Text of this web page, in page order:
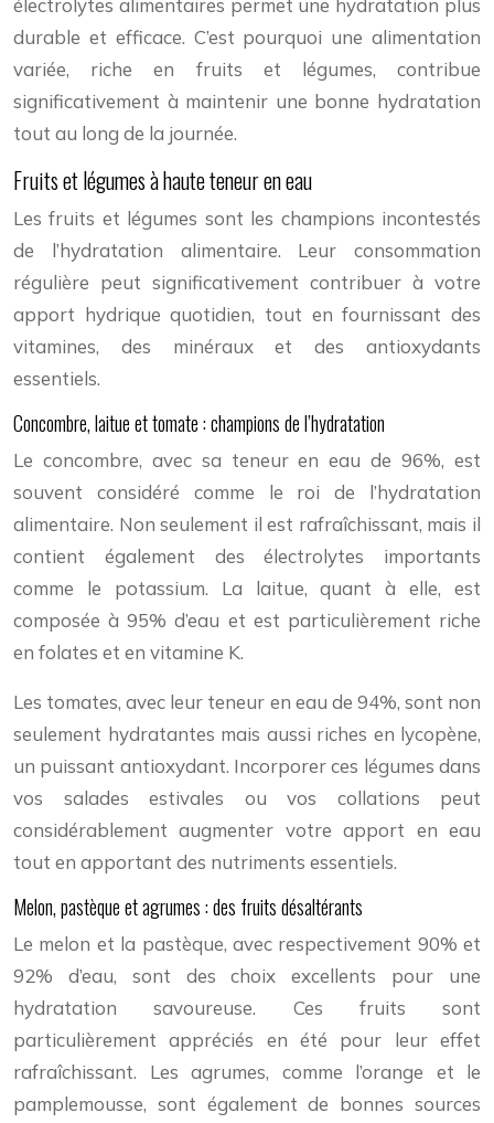
électrolytes alimentaires permet une hydratation plus
durable et efficace. C’est pourquoi une alimentation
variée, riche en fruits et légumes, contribue
significativement à maintenir une bonne hydratation
tout au long de la journée.
Fruits et légumes à haute teneur en eau
Les fruits et légumes sont les champions incontestés
de l’hydratation alimentaire. Leur consommation
régulière peut significativement contribuer à votre
apport hydrique quotidien, tout en fournissant des
vitamines, des minéraux et des antioxydants
essentiels.
Concombre, laitue et tomate : champions de l’hydratation
Le concombre, avec sa teneur en eau de 96%, est
souvent considéré comme le roi de l’hydratation
alimentaire. Non seulement il est rafraîchissant, mais il
contient également des électrolytes importants
comme le potassium. La laitue, quant à elle, est
composée à 95% d’eau et est particulièrement riche
en folates et en vitamine K.
Les tomates, avec leur teneur en eau de 94%, sont non
seulement hydratantes mais aussi riches en lycopène,
un puissant antioxydant. Incorporer ces légumes dans
vos salades estivales ou vos collations peut
considérablement augmenter votre apport en eau
tout en apportant des nutriments essentiels.
Melon, pastèque et agrumes : des fruits désaltérants
Le melon et la pastèque, avec respectivement 90% et
92% d’eau, sont des choix excellents pour une
hydratation savoureuse. Ces fruits sont
particulièrement appréciés en été pour leur effet
rafraîchissant. Les agrumes, comme l’orange et le
pamplemousse, sont également de bonnes sources